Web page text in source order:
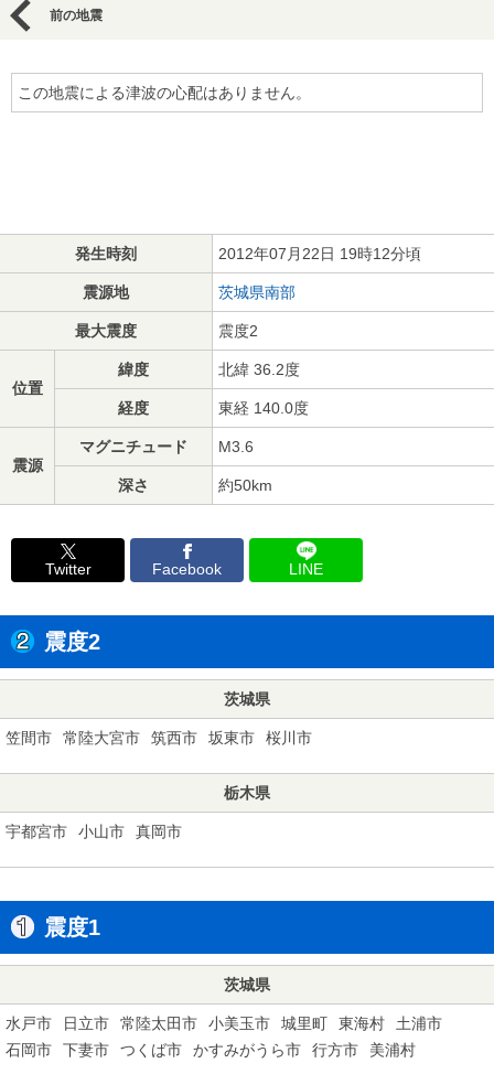
前の地震
この地震による津波の心配はありません。
発生時刻 2012年07月22日 19時12分頃
震源地 茨城県南部
最大震度 震度2
位置
緯度 北緯 36.2度
経度 東経 140.0度
震源
マグニチュード M3.6
深さ 約50km
Twitter Facebook LINE
震度2
茨城県
笠間市 常陸大宮市 筑西市 坂東市 桜川市
栃木県
宇都宮市 小山市 真岡市
震度1
茨城県
水戸市 日立市 常陸太田市 小美玉市 城里町 東海村
土浦市
石岡市
下妻市 つくば市 かすみがうら市 行方市 美浦村